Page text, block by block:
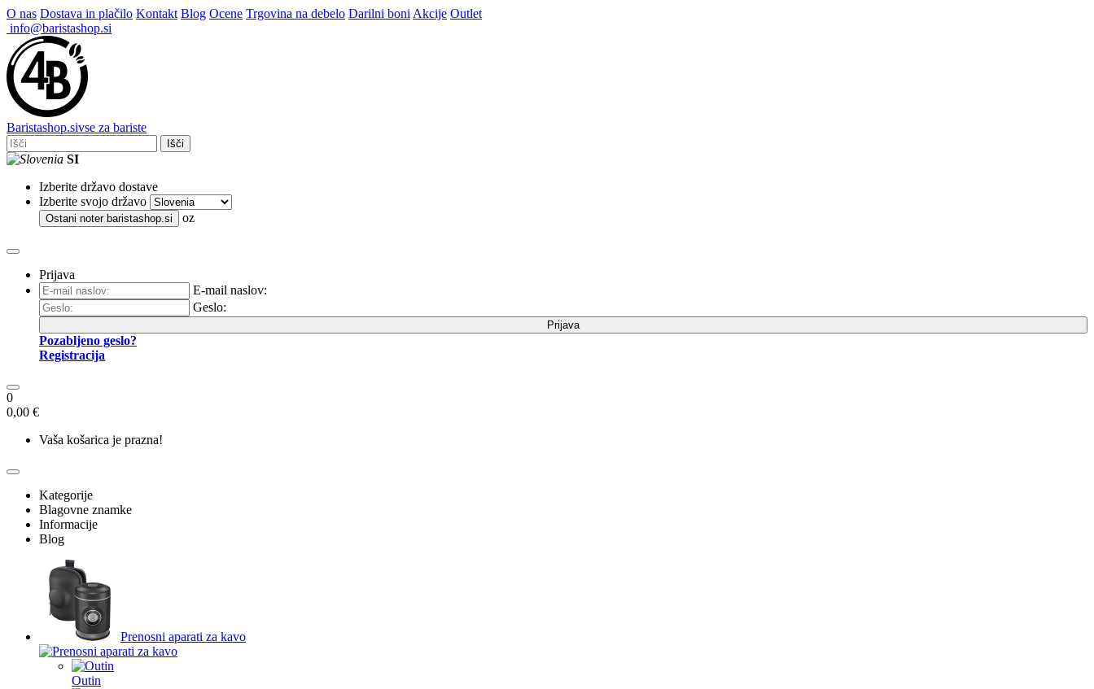
O nas Dostava in plačilo Kontakt Blog Ocene Trgovina na debelo Darilni boni Akcije Outlet
info@baristashop.si
Baristashop.sivse za bariste
Išči
SI
Izberite državo dostave
Izberite svojo državo
Ostani noter baristashop.si oz
Prijava
E-mail naslov:
Geslo:
Prijava
Pozabljeno geslo?
Registracija
0
0,00 €
Vaša košarica je prazna!
Kategorije
Blagovne znamke
Informacije
Blog
Prenosni aparati za kavo
Outin